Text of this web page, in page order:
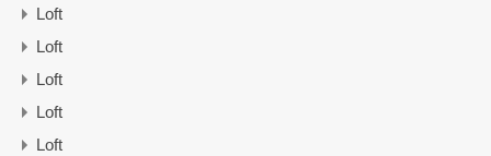
Loft
Loft
Loft
Loft
Loft